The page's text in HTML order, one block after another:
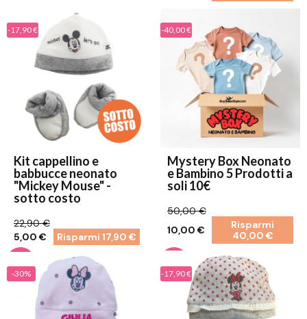
-17,90 €
Kit cappellino e
babbucce neonato
"Mickey Mouse" -
sotto costo
22,90 €
5,00 €
Risparmi 17,90 €
-40,00 €
Mystery Box Neonato
e Bambino 5 Prodotti a
soli 10€
50,00 €
10,00 €
Risparmi
40,00 €
-30% -17,90 €